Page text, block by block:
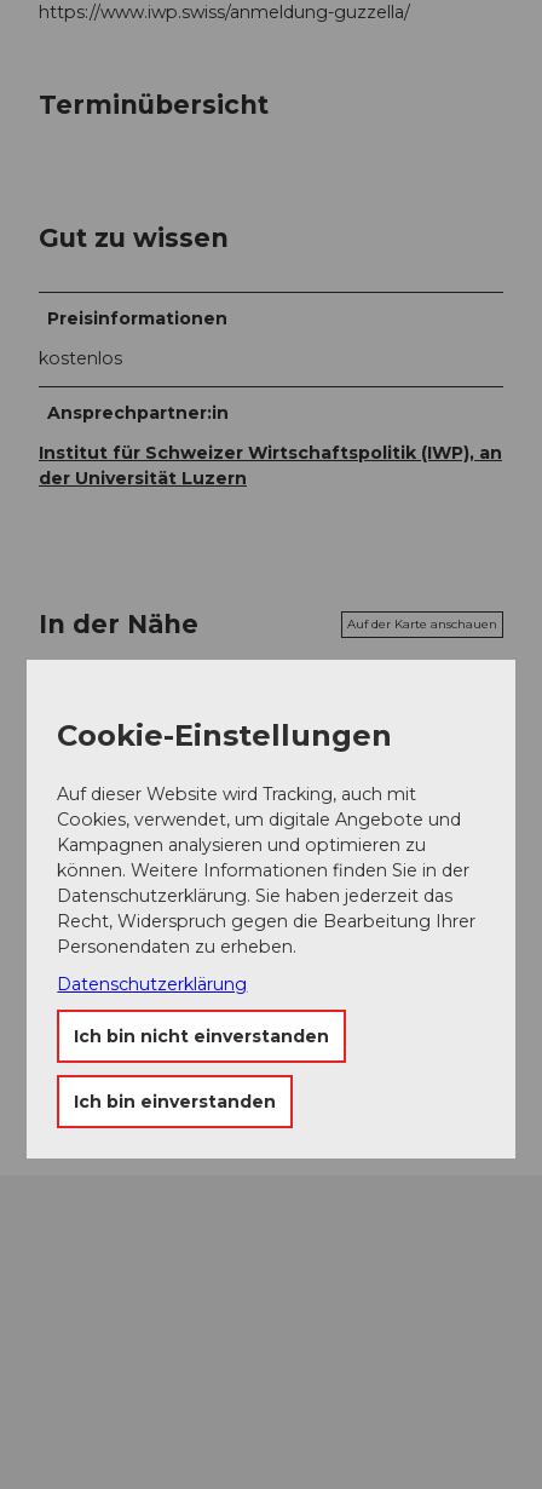
https://www.iwp.swiss/anmeldung-guzzella/
Terminübersicht
Gut zu wissen
Preisinformationen
kostenlos
Ansprechpartner:in
Institut für Schweizer Wirtschaftspolitik (IWP), an
der Universität Luzern
In der Nähe Auf der Karte anschauen
Veranstaltungsort
Universität Luzern & Pädagogische Hochschule
Luzern
Frohburgstrasse
6005Luzern
Website
Anreise
Cookie-Einstellungen
Auf dieser Website wird Tracking, auch mit
Cookies, verwendet, um digitale Angebote und
Kampagnen analysieren und optimieren zu
können. Weitere Informationen finden Sie in der
Datenschutzerklärung. Sie haben jederzeit das
Recht, Widerspruch gegen die Bearbeitung Ihrer
Personendaten zu erheben.
Datenschutzerklärung
Ich bin nicht einverstanden
Ich bin einverstanden